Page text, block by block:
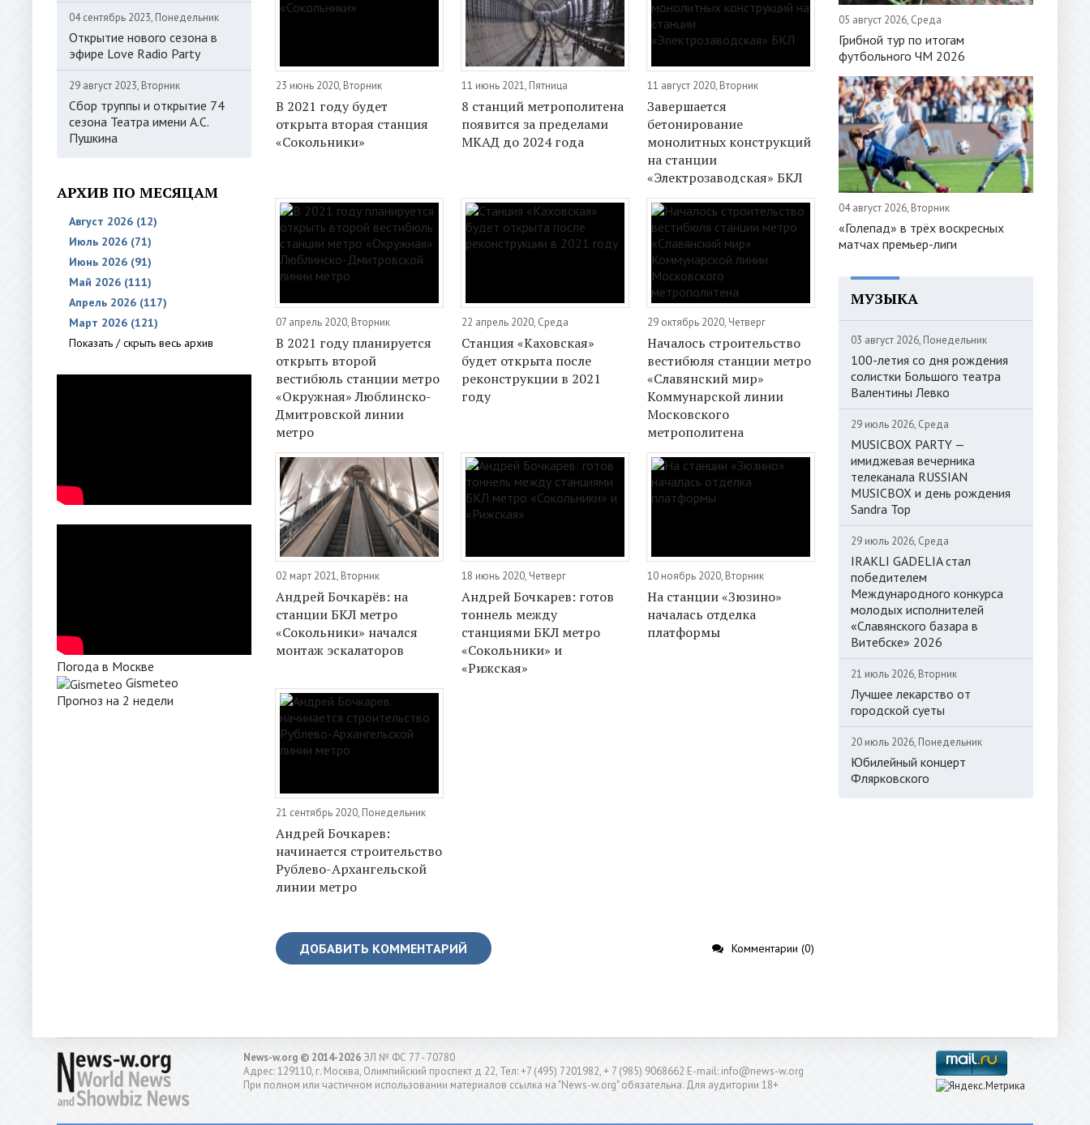
04 сентябрь 2023, Понедельник
Открытие нового сезона в
эфире Love Radio Party
29 август 2023, Вторник
Сбор труппы и открытие 74
сезона Театра имени А.С.
Пушкина
АРХИВ ПО МЕСЯЦАМ
Август 2026 (12)
Июль 2026 (71)
Июнь 2026 (91)
Май 2026 (111)
Апрель 2026 (117)
Март 2026 (121)
Показать / скрыть весь архив
Погода в Москве
Gismeteo
Прогноз на 2 недели
23 июнь 2020, Вторник
В 2021 году будет
открыта вторая станция
«Сокольники»
11 июнь 2021, Пятница
8 станций метрополитена
появится за пределами
МКАД до 2024 года
11 август 2020, Вторник
Завершается
бетонирование
монолитных конструкций
на станции
«Электрозаводская» БКЛ
07 апрель 2020, Вторник
В 2021 году планируется
открыть второй
вестибюль станции метро
«Окружная» Люблинско-
Дмитровской линии
метро
22 апрель 2020, Среда
Станция «Каховская»
будет открыта после
реконструкции в 2021
году
29 октябрь 2020, Четверг
Началось строительство
вестибюля станции метро
«Славянский мир»
Коммунарской линии
Московского
метрополитена
02 март 2021, Вторник
Андрей Бочкарёв: на
станции БКЛ метро
«Сокольники» начался
монтаж эскалаторов
18 июнь 2020, Четверг
Андрей Бочкарев: готов
тоннель между
станциями БКЛ метро
«Сокольники» и
«Рижская»
10 ноябрь 2020, Вторник
На станции «Зюзино»
началась отделка
платформы
21 сентябрь 2020, Понедельник
Андрей Бочкарев:
начинается строительство
Рублево-Архангельской
линии метро
ДОБАВИТЬ КОММЕНТАРИЙ Комментарии (0)
05 август 2026, Среда
Грибной тур по итогам
футбольного ЧМ 2026
04 август 2026, Вторник
«Голепад» в трёх воскресных
матчах премьер-лиги
МУЗЫКА
03 август 2026, Понедельник
100-летия со дня рождения
солистки Большого театра
Валентины Левко
29 июль 2026, Среда
MUSICBOX PARTY —
имиджевая вечерника
телеканала RUSSIAN
MUSICBOX и день рождения
Sandra Top
29 июль 2026, Среда
IRAKLI GADELIA стал
победителем
Международного конкурса
молодых исполнителей
«Славянского базара в
Витебске» 2026
21 июль 2026, Вторник
Лучшее лекарство от
городской суеты
20 июль 2026, Понедельник
Юбилейный концерт
Флярковского
News-w.org © 2014-2026 ЭЛ № ФС 77 - 70780
Адрес: 129110, г. Москва, Олимпийский проспект д 22, Тел: +7 (495) 7201982, + 7 (985) 9068662 E-mail: info@news-w.org
При полном или частичном использовании материалов ссылка на "News-w.org" обязательна. Для аудитории 18+